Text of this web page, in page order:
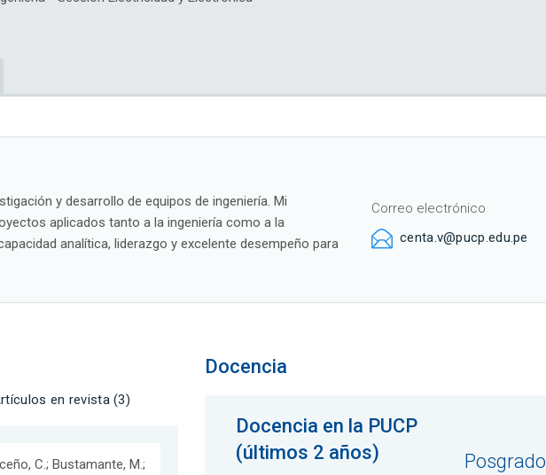
y desarrollo de equipos de ingeniería. Mi
aplicados tanto a la ingeniería como a la
analítica, liderazgo y excelente desempeño para
Correo electrónico
centa.v@pucp.edu.pe
en revista (3)
C.; Bustamante, M.;
Docencia
Docencia en la PUCP
(últimos 2 años)
Posgrado